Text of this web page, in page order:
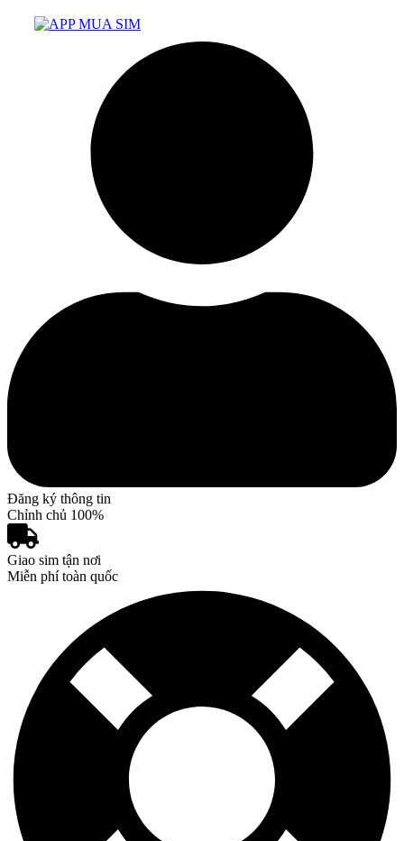
Đăng ký thông tin
Chỉnh chủ 100%
Giao sim tận nơi
Miễn phí toàn quốc